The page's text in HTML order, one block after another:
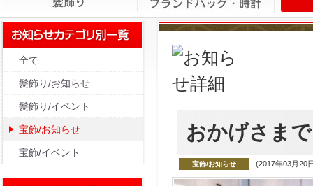
おかげさま
(2017年03月20
宝飾/お知らせ
全て
髪飾り/お知らせ
髪飾り/イベント
宝飾/お知らせ
宝飾/イベント